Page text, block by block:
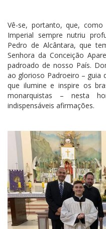
Vê-se, portanto, que,
Imperial sempre nutriu
Pedro de Alcântara, que
Senhora da Conceição
padroado de nosso País.
ao glorioso Padroeiro – guia
que ilumine e inspire os
monarquistas – nesta
indispensáveis afirmações.